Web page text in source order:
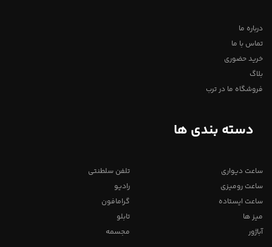
درباره ما
تماس با ما
خرید حضوری
بلاگ
فروشگاه ما در ترب
دسته بندی ها
ساعت دیواری
ساعت رومیزی
ساعت ایستاده
میز ها
آباژور
تلفن سلطنتی
رادیو
گرامافون
تابلو
مجسمه